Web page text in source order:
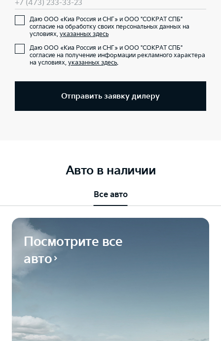
+7 (473) 233-33-23
Даю ООО «Киа Россия и СНГ» и ООО "СОКРАТ СПБ"
согласие на обработку своих персональных данных на
условиях, указанных здесь
Даю ООО «Киа Россия и СНГ» и ООО "СОКРАТ СПБ"
согласие на получение информации рекламного характера
на условиях, указанных здесь.
Отправить заявку дилеру
Авто в наличии
Все авто
Посмотрите все
авто